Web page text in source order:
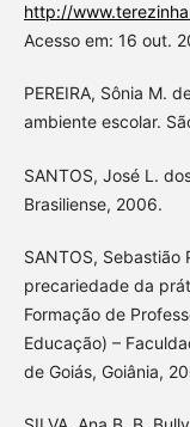
http://
Acesso em: 16 out.
PEREIRA, Sônia M.
ambiente escolar.
SANTOS, José L.
Brasiliense, 2006.
SANTOS, Sebastião
precariedade da
Formação de
Educação) –
de Goiás, Goiânia,